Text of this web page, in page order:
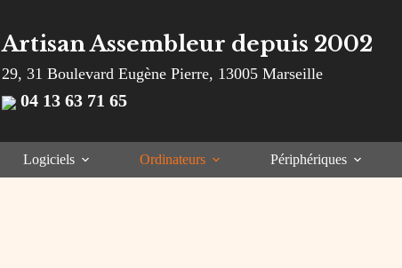
Artisan Assembleur depuis 2002
29, 31 Boulevard Eugène Pierre, 13005 Marseille
04 13 63 71 65
Logiciels Ordinateurs Périphériques